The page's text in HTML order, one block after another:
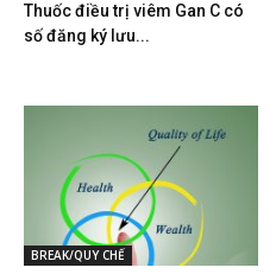
Thuốc điều trị viêm Gan C có
số đăng ký lưu...
BREAK/QUY CHẾ